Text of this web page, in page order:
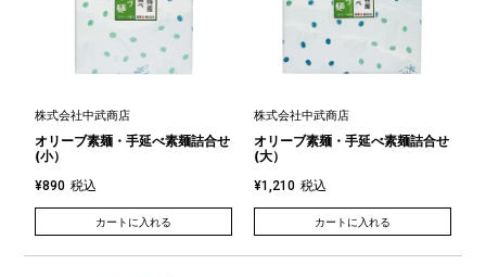
株式会社中武商店
オリーブ素麺・手延べ素麺詰合せ
(小）
¥890 税込
カートに入れる
株式会社中武商店
オリーブ素麺・手延べ素麺詰合せ
(大）
¥1,210 税込
カートに入れる